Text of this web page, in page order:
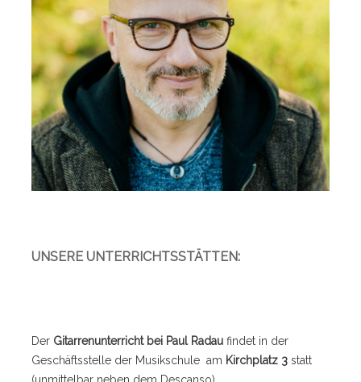
UNSERE UNTERRICHTSSTÄTTEN:
Der Gitarrenunterricht bei Paul Radau findet in der
Geschäftsstelle der Musikschule am Kirchplatz 3 statt